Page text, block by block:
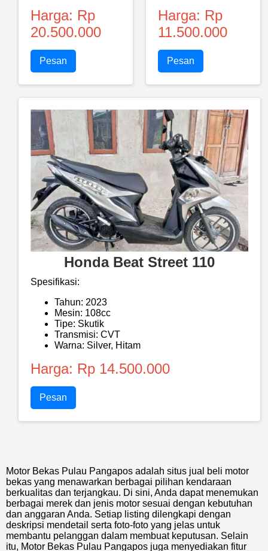
Harga: Rp
20.500.000
Pesan
Harga: Rp
11.500.000
Pesan
Honda Beat Street 110
Spesifikasi:
Tahun: 2023
Mesin: 108cc
Tipe: Skutik
Transmisi: CVT
Warna: Silver, Hitam
Harga: Rp 14.500.000
Pesan
Motor Bekas Pulau Pangapos adalah situs jual beli motor
bekas yang menawarkan berbagai pilihan kendaraan
berkualitas dan terjangkau. Di sini, Anda dapat menemukan
berbagai merek dan jenis motor sesuai dengan kebutuhan
dan anggaran Anda. Setiap listing dilengkapi dengan
deskripsi mendetail serta foto-foto yang jelas untuk
membantu pelanggan dalam membuat keputusan. Selain
itu, Motor Bekas Pulau Pangapos juga menyediakan fitur